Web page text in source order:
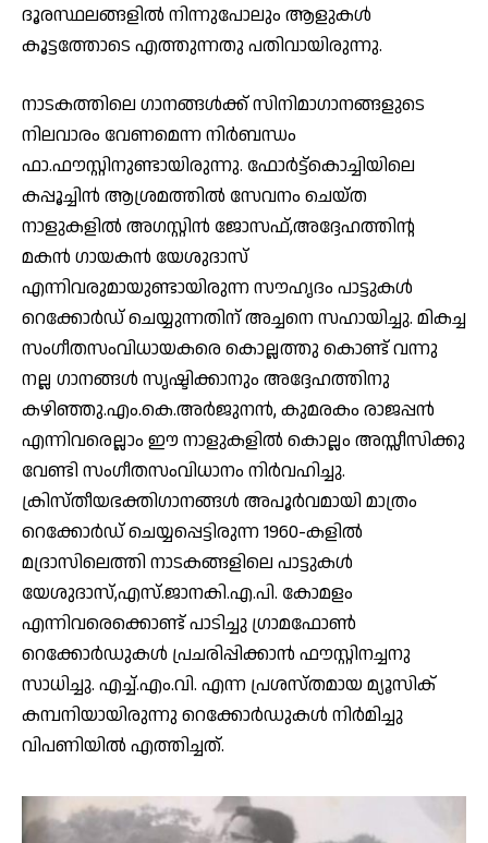
ദൂരസ്ഥലങ്ങളിൽ നിന്നുപോലും ആളുകൾ
കൂട്ടത്തോടെ എത്തുന്നതു പതിവായിരുന്നു.
നാടകത്തിലെ ഗാനങ്ങൾക്ക് സിനിമാഗാനങ്ങളുടെ
നിലവാരം വേണമെന്ന നിർബന്ധം
ഫാ.ഫൗസ്റ്റിനുണ്ടായിരുന്നു. ഫോർട്ട്കൊച്ചിയിലെ
കപ്പൂച്ചിൻ ആശ്രമത്തിൽ സേവനം ചെയ്ത
നാളുകളിൽ അഗസ്റ്റിൻ ജോസഫ്,അദ്ദേഹത്തിന്റ
മകൻ ഗായകൻ യേശുദാസ്
എന്നിവരുമായുണ്ടായിരുന്ന സൗഹൃദം പാട്ടുകൾ
റെക്കോർഡ് ചെയ്യുന്നതിന് അച്ചനെ സഹായിച്ചു. മികച്ച
സംഗീതസംവിധായകരെ കൊല്ലത്തു കൊണ്ട് വന്നു
നല്ല ഗാനങ്ങൾ സൃഷ്ടിക്കാനും അദ്ദേഹത്തിനു
കഴിഞ്ഞു.എം.കെ.അർജുനൻ, കുമരകം രാജപ്പൻ
എന്നിവരെല്ലാം ഈ നാളുകളിൽ കൊല്ലം അസ്സീസിക്കു
വേണ്ടി സംഗീതസംവിധാനം നിർവഹിച്ചു.
ക്രിസ്തീയഭക്തിഗാനങ്ങൾ അപൂർവമായി മാത്രം
റെക്കോർഡ് ചെയ്യപ്പെട്ടിരുന്ന 1960-കളിൽ
മദ്രാസിലെത്തി നാടകങ്ങളിലെ പാട്ടുകൾ
യേശുദാസ്,എസ്.ജാനകി.എ.പി. കോമളം
എന്നിവരെക്കൊണ്ട് പാടിച്ചു ഗ്രാമഫോൺ
റെക്കോർഡുകൾ പ്രചരിപ്പിക്കാൻ ഫൗസ്റ്റിനച്ചനു
സാധിച്ചു. എച്ച്.എം.വി. എന്ന പ്രശസ്തമായ മ്യൂസിക്
കമ്പനിയായിരുന്നു റെക്കോർഡുകൾ നിർമിച്ചു
വിപണിയിൽ എത്തിച്ചത്.